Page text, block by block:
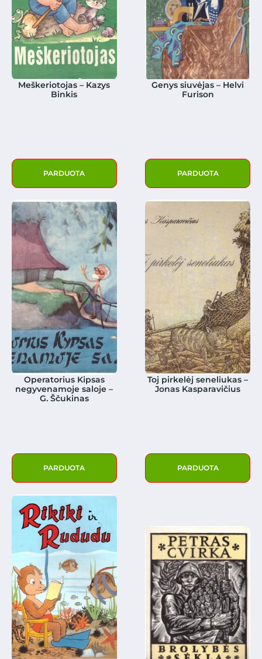
Meškeriotojas – Kazys
Binkis
PARDUOTA
Genys siuvėjas – Helvi
Furison
PARDUOTA
Operatorius Kipsas
negyvenamoje saloje –
G. Ščukinas
PARDUOTA
Toj pirkelėj seneliukas –
Jonas Kasparavičius
PARDUOTA